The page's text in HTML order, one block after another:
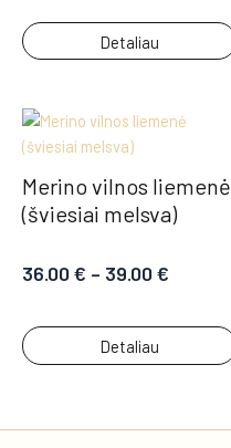
Detaliau
Merino vilnos liemenė
(šviesiai melsva)
36.00€ – 39.00€
Detaliau